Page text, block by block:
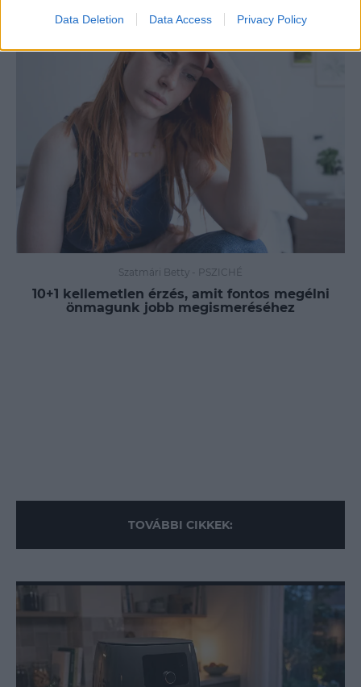
Data Deletion Data Access Privacy Policy
Szatmári Betty - PSZICHÉ
10+1 kellemetlen érzés, amit fontos megélni
önmagunk jobb megismeréséhez
TOVÁBBI CIKKEK: